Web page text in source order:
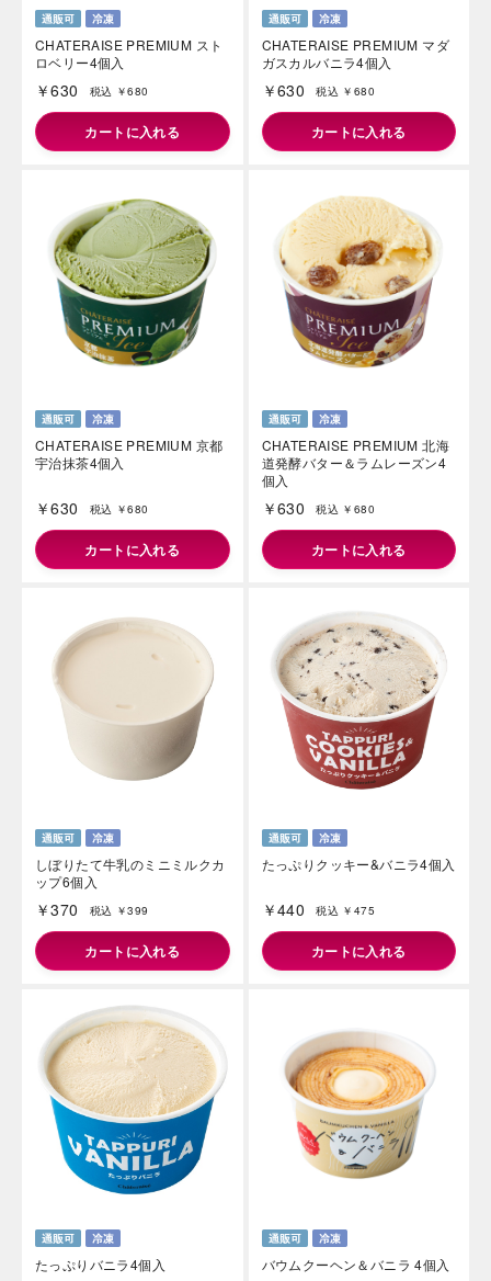
CHATERAISE PREMIUM スト
ロベリー4個入
￥630 税込 ￥680
カートに入れる
CHATERAISE PREMIUM マダ
ガスカルバニラ4個入
￥630 税込 ￥680
カートに入れる
CHATERAISE PREMIUM 京都
宇治抹茶4個入
￥630 税込 ￥680
カートに入れる
CHATERAISE PREMIUM 北海
道発酵バター＆ラムレーズン4
個入
￥630 税込 ￥680
カートに入れる
しぼりたて牛乳のミニミルクカ
ップ6個入
￥370 税込 ￥399
カートに入れる
たっぷりクッキー&バニラ4個入
￥440 税込 ￥475
カートに入れる
たっぷりバニラ4個入 バウムクーヘン＆バニラ 4個入
岳や末広がりを意味す
つ時」という意味を込
雄大な八ヶ岳山麓の自
れる、こだわりのスイー
海外 Overseas shops
Indonesia
Singapore
Malaysia
Hong Kong
UAE
Thailand